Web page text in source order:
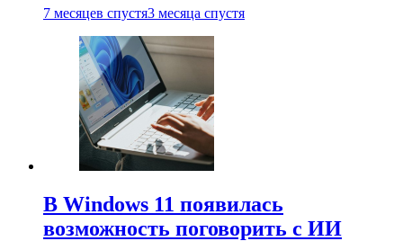
7 месяцев спустя3 месяца спустя
В Windows 11 появилась
возможность поговорить с ИИ